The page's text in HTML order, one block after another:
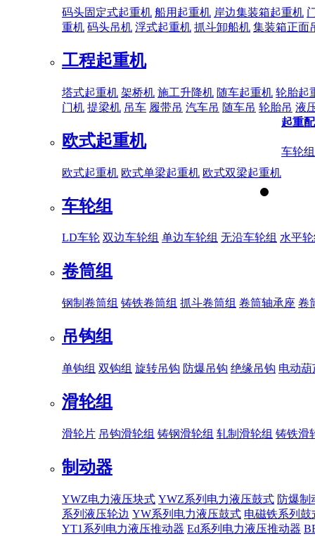
码头固定式起重机 船用起重机 岸边集装箱起重机
重机 码头吊机 浮式起重机 抓斗卸船机 集装箱正面
工程起重机
塔式起重机 架桥机 施工升降机 随车起重机 轮胎起
门机 提梁机 吊车 履带吊 汽车吊 随车吊 轮胎吊 液
欧式起重机
欧式起重机 欧式单梁起重机 欧式双梁起重机
起重
车轮组
车轮组
LD车轮 双边车轮组 单边车轮组 无沿车轮组 水平
卷筒组
钢制卷筒组 铸铁卷筒组 抓斗卷筒组 卷筒轴承座 卷
吊钩组
单钩组 双钩组 旋转吊钩 防爆吊钩 绝缘吊钩 电动
滑轮组
滑轮片 吊钩滑轮组 铸钢滑轮组 轧制滑轮组 铸铁滑
制动器
YWZ电力液压块式 YWZ系列电力液压鼓式 防爆制
系列液压轮边 YW系列电力液压鼓式 电磁铁系列鼓
YT1系列电力液压推动器 Ed系列电力液压推动器